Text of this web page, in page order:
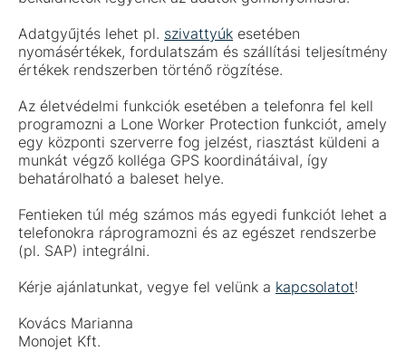
Adatgyűjtés lehet pl. szivattyúk esetében
nyomásértékek, fordulatszám és szállítási teljesítmény
értékek rendszerben történő rögzítése.
Az életvédelmi funkciók esetében a telefonra fel kell
programozni a Lone Worker Protection funkciót, amely
egy központi szerverre fog jelzést, riasztást küldeni a
munkát végző kolléga GPS koordinátáival, így
behatárolható a baleset helye.
Fentieken túl még számos más egyedi funkciót lehet a
telefonokra ráprogramozni és az egészet rendszerbe
(pl. SAP) integrálni.
Kérje ajánlatunkat, vegye fel velünk a kapcsolatot!
Kovács Marianna
Monojet Kft.